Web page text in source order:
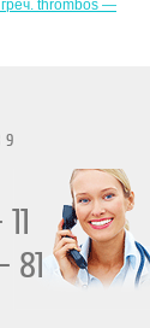
thrombos —
9
81